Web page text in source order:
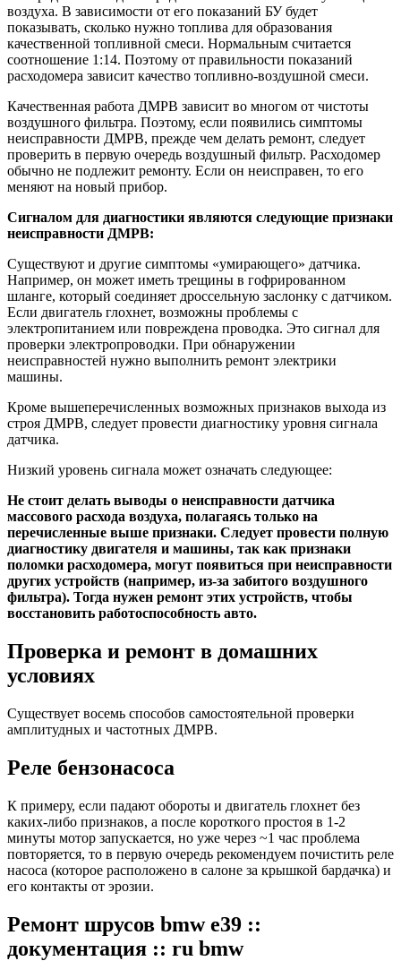
воздуха. В зависимости от его показаний БУ будет
показывать, сколько нужно топлива для образования
качественной топливной смеси. Нормальным считается
соотношение 1:14. Поэтому от правильности показаний
расходомера зависит качество топливно-воздушной смеси.
Качественная работа ДМРВ зависит во многом от чистоты
воздушного фильтра. Поэтому, если появились симптомы
неисправности ДМРВ, прежде чем делать ремонт, следует
проверить в первую очередь воздушный фильтр. Расходомер
обычно не подлежит ремонту. Если он неисправен, то его
меняют на новый прибор.
Сигналом для диагностики являются следующие признаки
неисправности ДМРВ:
Существуют и другие симптомы «умирающего» датчика.
Например, он может иметь трещины в гофрированном
шланге, который соединяет дроссельную заслонку с датчиком.
Если двигатель глохнет, возможны проблемы с
электропитанием или повреждена проводка. Это сигнал для
проверки электропроводки. При обнаружении
неисправностей нужно выполнить ремонт электрики
машины.
Кроме вышеперечисленных возможных признаков выхода из
строя ДМРВ, следует провести диагностику уровня сигнала
датчика.
Низкий уровень сигнала может означать следующее:
Не стоит делать выводы о неисправности датчика
массового расхода воздуха, полагаясь только на
перечисленные выше признаки. Следует провести полную
диагностику двигателя и машины, так как признаки
поломки расходомера, могут появиться при неисправности
других устройств (например, из-за забитого воздушного
фильтра). Тогда нужен ремонт этих устройств, чтобы
восстановить работоспособность авто.
Проверка и ремонт в домашних
условиях
Существует восемь способов самостоятельной проверки
амплитудных и частотных ДМРВ.
Реле бензонасоса
К примеру, если падают обороты и двигатель глохнет без
каких-либо признаков, а после короткого простоя в 1-2
минуты мотор запускается, но уже через ~1 час проблема
повторяется, то в первую очередь рекомендуем почистить реле
насоса (которое расположено в салоне за крышкой бардачка) и
его контакты от эрозии.
Ремонт шрусов bmw e39 ::
документация :: ru bmw